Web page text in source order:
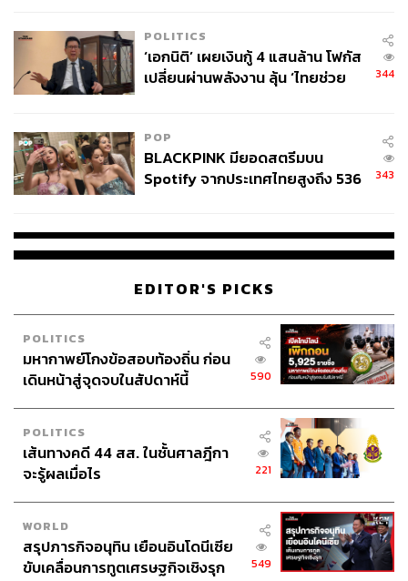
POLITICS
‘เอกนิติ’ เผยเงินกู้ 4 แสนล้าน โฟกัส
เปลี่ยนผ่านพลังงาน ลุ้น ‘ไทยช่วย
344
POP
BLACKPINK มียอดสตรีมบน
Spotify จากประเทศไทยสูงถึง 536
343
EDITOR'S PICKS
POLITICS
มหากาพย์โกงข้อสอบท้องถิ่น ก่อน
เดินหน้าสู่จุดจบในสัปดาห์นี้
590
POLITICS
เส้นทางคดี 44 สส. ในชั้นศาลฎีกา
จะรู้ผลเมื่อไร
221
WORLD
สรุปภารกิจอนุทิน เยือนอินโดนีเซีย
ขับเคลื่อนการทูตเศรษฐกิจเชิงรุก
549